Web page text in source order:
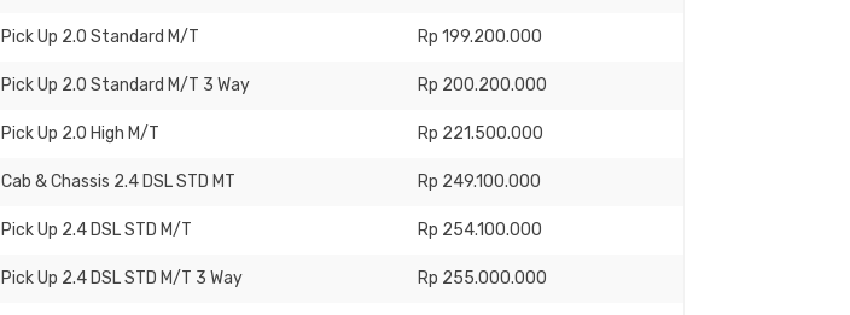
Pick Up 2.0 Standard M/T Rp 199.200.000
Pick Up 2.0 Standard M/T 3 Way Rp 200.200.000
Pick Up 2.0 High M/T Rp 221.500.000
Cab & Chassis 2.4 DSL STD MT Rp 249.100.000
Pick Up 2.4 DSL STD M/T Rp 254.100.000
Pick Up 2.4 DSL STD M/T 3 Way Rp 255.000.000